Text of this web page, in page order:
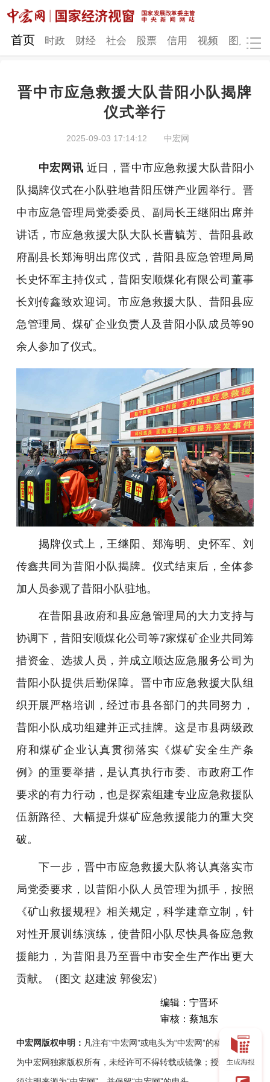
网站地图
财经 社会
图片
地方发展
首页 时政 财经 社会 股票 信用 视频 图片
晋中市应急救援大队昔阳小队揭牌
仪式举行
2025-09-03 17:14:12 中宏网
中宏网讯 近日，晋中市应急救援大队昔阳小
队揭牌仪式在小队驻地昔阳压饼产业园举行。晋
中市应急管理局党委委员、副局长王继阳出席并
讲话，市应急救援大队大队长曹毓芳、昔阳县政
府副县长郑海明出席仪式，昔阳县应急管理局局
长史怀军主持仪式，昔阳安顺煤化有限公司董事
长刘传鑫致欢迎词。市应急救援大队、昔阳县应
急管理局、煤矿企业负责人及昔阳小队成员等90
余人参加了仪式。
揭牌仪式上，王继阳、郑海明、史怀军、刘
传鑫共同为昔阳小队揭牌。仪式结束后，全体参
加人员参观了昔阳小队驻地。
在昔阳县政府和县应急管理局的大力支持与
协调下，昔阳安顺煤化公司等7家煤矿企业共同筹
措资金、选拔人员，并成立顺达应急服务公司为
昔阳小队提供后勤保障。晋中市应急救援大队组
织开展严格培训，经过市县各部门的共同努力，
昔阳小队成功组建并正式挂牌。这是市县两级政
府和煤矿企业认真贯彻落实《煤矿安全生产条
例》的重要举措，是认真执行市委、市政府工作
要求的有力行动，也是探索组建专业应急救援队
伍新路径、大幅提升煤矿应急救援能力的重大突
破。
下一步，晋中市应急救援大队将认真落实市
局党委要求，以昔阳小队人员管理为抓手，按照
《矿山救援规程》相关规定，科学建章立制，针
对性开展训练演练，使昔阳小队尽快具备应急救
援能力，为昔阳县乃至晋中市安全生产作出更大
贡献。（图文 赵建波 郭俊宏）
编辑：宁晋环
审核：蔡旭东
中宏网版权申明： 凡注有“中宏网”或电头为“中宏网”的稿件，均
为中宏网独家版权所有，未经许可不得转载或镜像；授权转载必